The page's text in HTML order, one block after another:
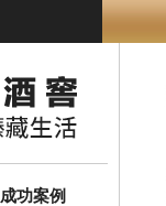
成功案例